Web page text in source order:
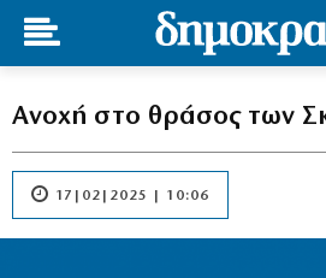
Ανοχή στο θράσος των
17|02|2025 | 10:06